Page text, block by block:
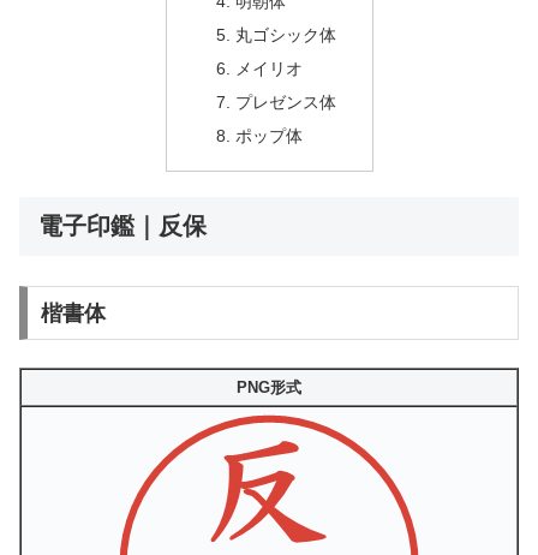
丸ゴシック体
メイリオ
プレゼンス体
ポップ体
電子印鑑｜反保
楷書体
PNG形式